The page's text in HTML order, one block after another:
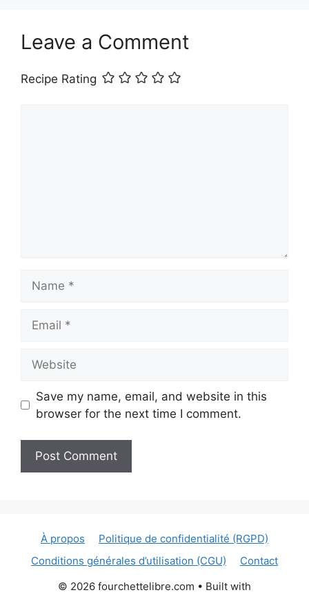
Leave a Comment
Recipe Rating
Save my name, email, and website in this
browser for the next time I comment.
À propos
Politique de confidentialité (RGPD)
Conditions générales d’utilisation (CGU)
Contact
© 2026 fourchettelibre.com • Built with